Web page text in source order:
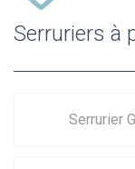
Serruriers à
Serrurier